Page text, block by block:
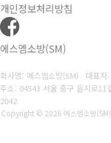
개인정보처리방침
에스엠소방(SM)
회사명: 에스엠소방(SM) 대표자
주소: 04543 서울 중구 을지로
2042
Copyright © 2026 에스엠소방